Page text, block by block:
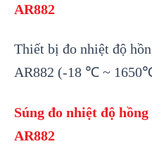
AR882
Thiết bị đo nhiệt độ
AR882 (-18 ℃ ~
Súng đo nhiệt độ
AR882